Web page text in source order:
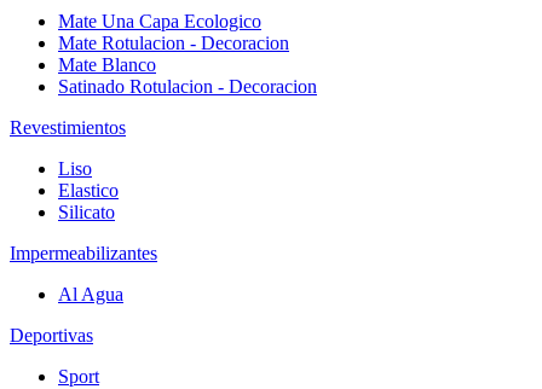
Mate Una Capa Ecologico
Mate Rotulacion - Decoracion
Mate Blanco
Satinado Rotulacion - Decoracion
Revestimientos
Liso
Elastico
Silicato
Impermeabilizantes
Al Agua
Deportivas
Sport